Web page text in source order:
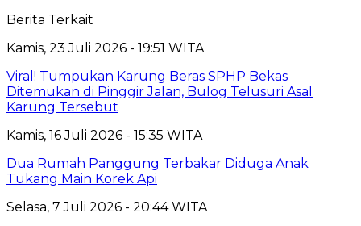
Berita Terkait
Kamis, 23 Juli 2026 - 19:51 WITA
Viral! Tumpukan Karung Beras SPHP Bekas
Ditemukan di Pinggir Jalan, Bulog Telusuri Asal
Karung Tersebut
Kamis, 16 Juli 2026 - 15:35 WITA
Dua Rumah Panggung Terbakar Diduga Anak
Tukang Main Korek Api
Selasa, 7 Juli 2026 - 20:44 WITA